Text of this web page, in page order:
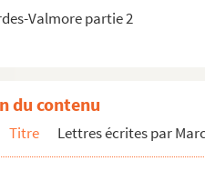
Valmore partie 2
1853 et écrite de Passy
datée du 6 février 1853 et
datée du 15 février 1853.
datée du 17 février 1853 et écrite
du contenu
Titre Lettres écrites par